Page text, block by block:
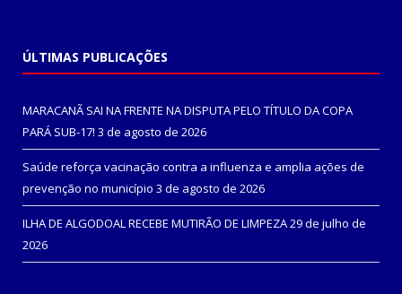
ÚLTIMAS PUBLICAÇÕES
MARACANÃ SAI NA FRENTE NA DISPUTA PELO TÍTULO DA COPA
PARÁ SUB-17! 3 de agosto de 2026
Saúde reforça vacinação contra a influenza e amplia ações de
prevenção no município 3 de agosto de 2026
ILHA DE ALGODOAL RECEBE MUTIRÃO DE LIMPEZA29 de julho de
2026